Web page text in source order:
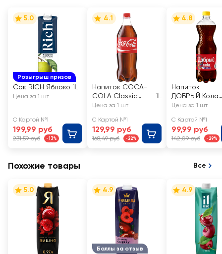
Розыгрыш призов
5.0
Сок RICH Яблоко 1L
Цена за 1 шт
С Картой №1
199,99 руб
231,59 руб -13%
4.1
Напиток COCA-
COLA Classic
газированный
1L
Цена за 1 шт
С Картой №1
129,99 руб
168,49 руб -22%
4.8
Напиток
ДОБРЫЙ Кола
газированный
Цена за 1 шт
С Картой №1
99,99 руб
142,09 руб -29%
Похожие товары Все
5.0
Баллы за отзыв
4.9 4.9